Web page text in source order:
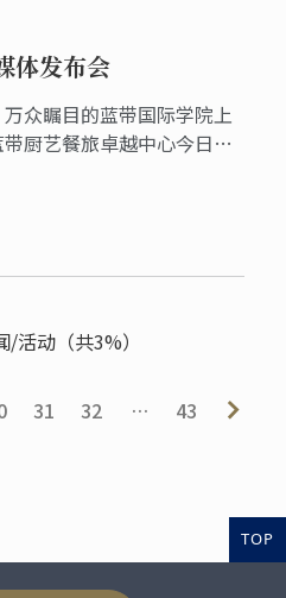
体发布会
众瞩目的蓝带国际学院上
厨艺餐旅卓越中心今日举
册。蓝带国际学院总裁
活动（共3%）
31 32 … 43
TOP